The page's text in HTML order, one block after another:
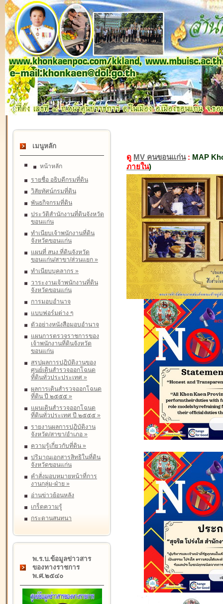
เมนูหลัก
หน้าหลัก
รายชื่อ อธิบดีกรมที่ดิน
วิสัยทัศน์กรมที่ดิน
พันธกิจกรมที่ดิน
ประวัติสำนักงานที่ดินจังหวัด
ขอนแก่น
ทำเนียบเจ้าพนักงานที่ดิน
จังหวัดขอนแก่น
แผนที่ สนง.ที่ดินจังหวัด
ขอนแก่น/สาขา/ส่วนแยก »
ทำเนียบบุคลากร »
วาระงานเจ้าพนักงานที่ดิน
จังหวัดขอนแก่น
การมอบอำนาจ
แบบฟอร์มต่าง ๆ
ตัวอย่างหนังสือมอบอำนาจ
แผนการตรวจราชการของ
เจ้าพนักงานที่ดินจังหวัด
ขอนแก่น
สรุปผลการปฏิบัติงานของ
ศูนย์เดินสำรวจออกโฉนด
ที่ดินทั่วประประเทศ »
ผลการเดินสำรวจออกโฉนด
ที่ดิน ปี ๒๕๕๕ »
แผนเดินสำรวจออกโฉนด
ที่ดินทั่วประเทศ ปี ๒๕๕๕ »
รายงานผลการปฏิบัติงาน
จังหวัด/สาขา/อำเภอ »
ความรู้เกี่ยวกับที่ดิน »
ปริมาณเอกสารสิทธิในที่ดิน
จังหวัดขอนแก่น
คำสั่งมอบหมายหน้าที่การ
งานกลุ่ม-ฝ่าย »
อ่านข่าวย้อนหลัง
เกร็ดความรู้
กระดานสนทนา
พ.ร.บ.ข้อมูลข่าวสาร
ของทางราชการ
พ.ศ.๒๕๔๐
ดู MV คนขอนแก่น: MAP
ภายใน)